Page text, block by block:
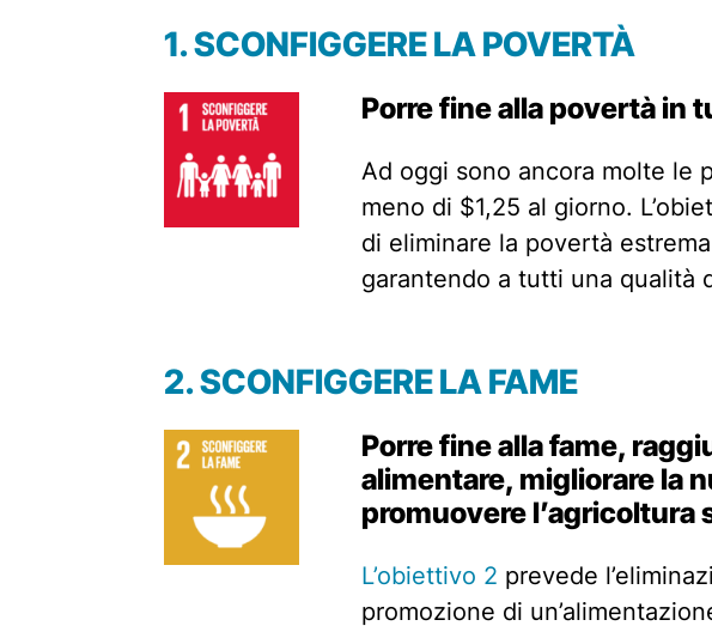
1.SCONFIGGERE LA POVERTÀ
Porre fine alla povertà in
Ad oggi sono ancora molte le
meno di $1,25 al giorno.
di eliminare la povertà
garantendo a tutti una qualità
2.SCONFIGGERE LA FAME
Porre fine alla fame,
alimentare, migliorare la
promuovere l’agricoltura
L’obiettivo 2 prevede
promozione di